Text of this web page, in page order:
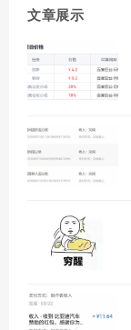
文章展示